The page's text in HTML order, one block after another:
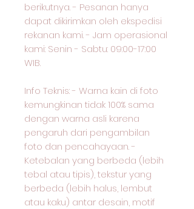
berikutnya. - Pesanan hanya
dapat dikirimkan oleh ekspedisi
rekanan kami. - Jam operasional
kami: Senin - Sabtu: 09:00-17:00
WIB.
Info Teknis: - Warna kain di foto
kemungkinan tidak 100% sama
dengan warna asli karena
pengaruh dari pengambilan
foto dan pencahayaan. -
Ketebalan yang berbeda (lebih
tebal atau tipis), tekstur yang
berbeda (lebih halus, lembut
atau kaku) antar desain, motif